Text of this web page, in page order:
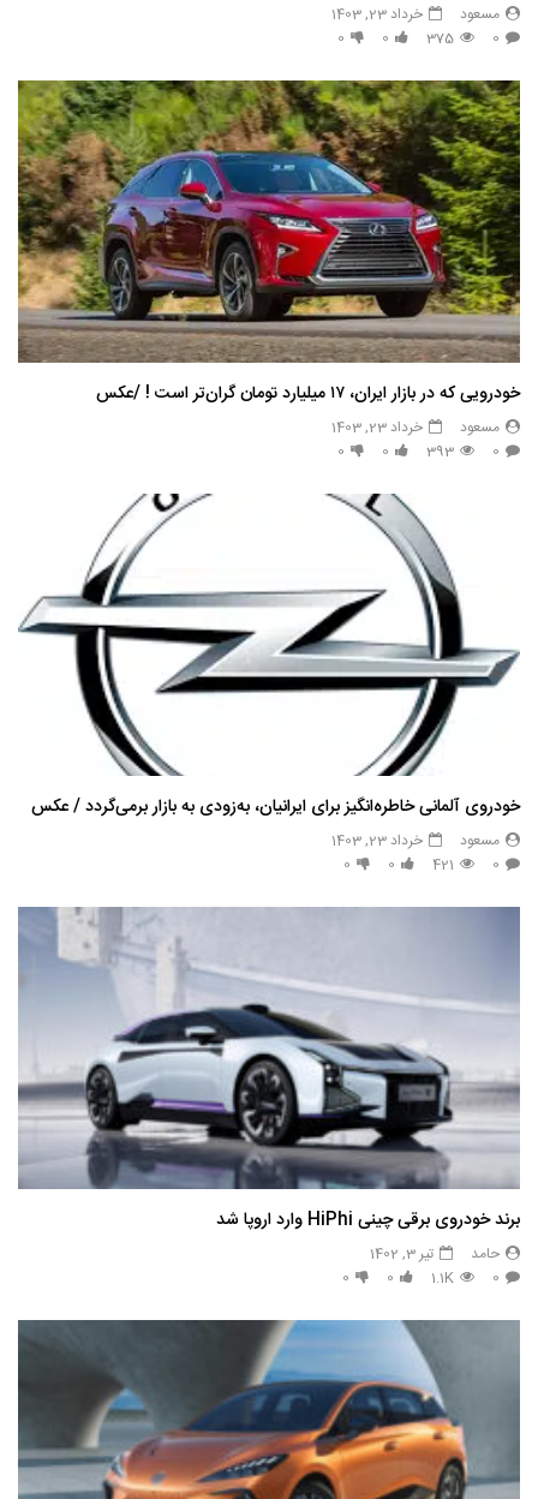
مسعود
خرداد 23, 1403
0
375
0
0
خودرویی که در بازار ایران، ۱۷ میلیارد تومان گران‌تر است ! /عکس
مسعود
خرداد 23, 1403
0
393
0
0
خودروی آلمانی خاطره‌انگیز برای ایرانیان، به‌زودی به بازار برمی‌گردد / عکس
مسعود
خرداد 23, 1403
0
421
0
0
برند خودروی برقی چینی HiPhi وارد اروپا شد
حامد
تیر 3, 1402
0
1.1K
0
0